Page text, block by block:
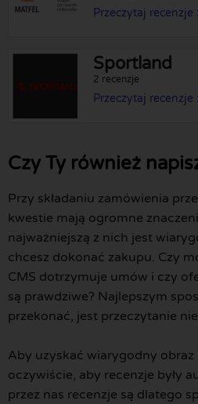
Przeczytaj recenzje
Sportland
2 recenzje
Przeczytaj recenzje
Czy Ty również
Przy składaniu zamówienia
kwestie mają ogromne
najważniejszą z nich jest
chcesz dokonać zakupu. Czy
CMS dotrzymuje umów i czy
są prawdziwe? Najlepszym
przekonać, jest przeczytanie
Aby uzyskać wiarygodny obraz
oczywiście, aby recenzje były
przez nas recenzje są dlatego